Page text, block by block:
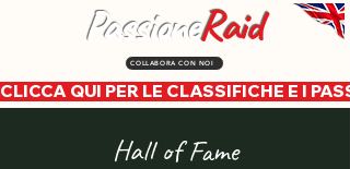
PassioneRaid
COLLABORA CON NOI
CLICCA QUI PER LE CLASSIFICHE E I
Hall of Fame